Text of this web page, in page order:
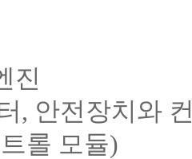
진
, 안전장치와
롤 모듈)